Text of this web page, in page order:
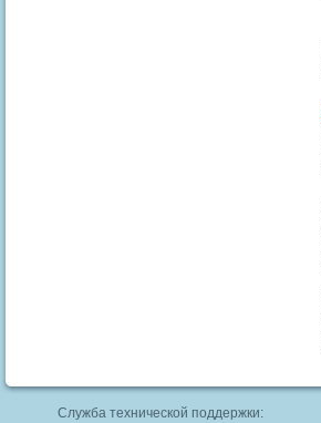
Служба технической поддержки: